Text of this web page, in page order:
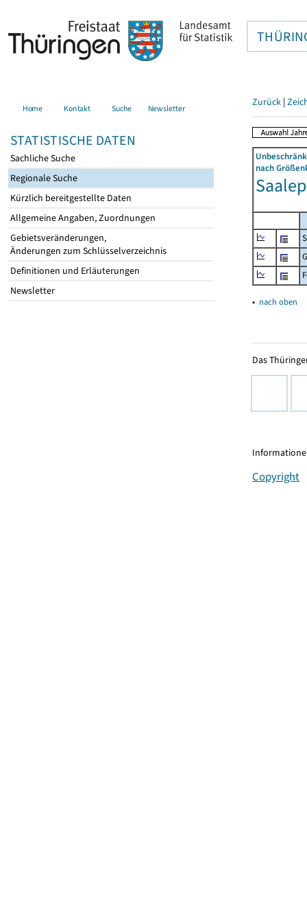
Home Kontakt Suche Newsletter
STATISTISCHE DATEN
Sachliche Suche
Regionale Suche
Kürzlich bereitgestellte Daten
Allgemeine Angaben, Zuordnungen
Gebietsveränderungen,
Änderungen zum Schlüsselverzeichnis
Definitionen und Erläuterungen
Newsletter
Zurück |
nach
▴ nach oben
Das
Copyright